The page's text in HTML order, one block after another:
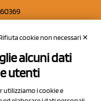
i.v.
cookie non necessari ✕
alcuni dati
utenti
utilizziamo i cookie e